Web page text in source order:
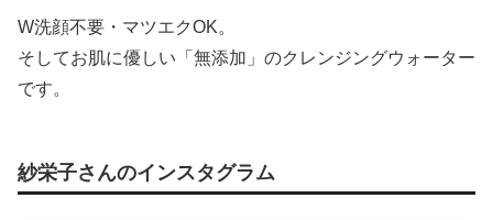
W洗顔不要・マツエクOK。
そしてお肌に優しい「無添加」のクレンジングウォーター
です。
紗栄子さんのインスタグラム